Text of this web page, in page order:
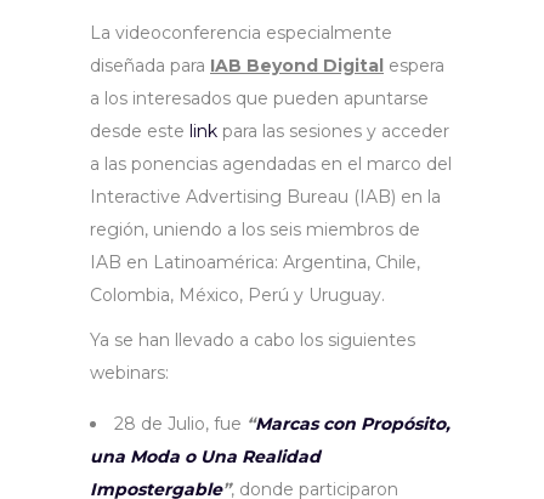
La videoconferencia especialmente
diseñada para IAB Beyond Digital espera
a los interesados que pueden apuntarse
desde este link para las sesiones y acceder
a las ponencias agendadas en el marco del
Interactive Advertising Bureau (IAB) en la
región, uniendo a los seis miembros de
IAB en Latinoamérica: Argentina, Chile,
Colombia, México, Perú y Uruguay.
Ya se han llevado a cabo los siguientes
webinars:
28 de Julio, fue “Marcas con Propósito,
una Moda o Una Realidad
Impostergable”, donde participaron